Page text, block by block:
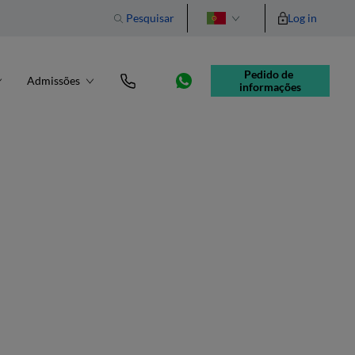
Pesquisar
English
Log in
Admissões
Pedido de
informações